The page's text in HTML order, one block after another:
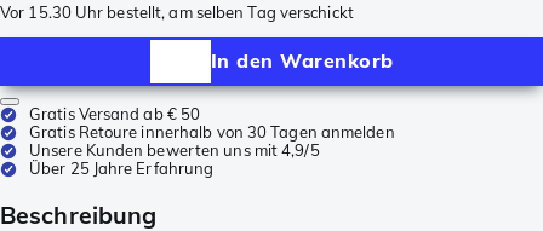
Vor 15.30 Uhr bestellt, am selben Tag verschickt
In den Warenkorb
Gratis Versand ab € 50
Gratis Retoure innerhalb von 30 Tagen anmelden
Unsere Kunden bewerten uns mit 4,9/5
Über 25 Jahre Erfahrung
Beschreibung